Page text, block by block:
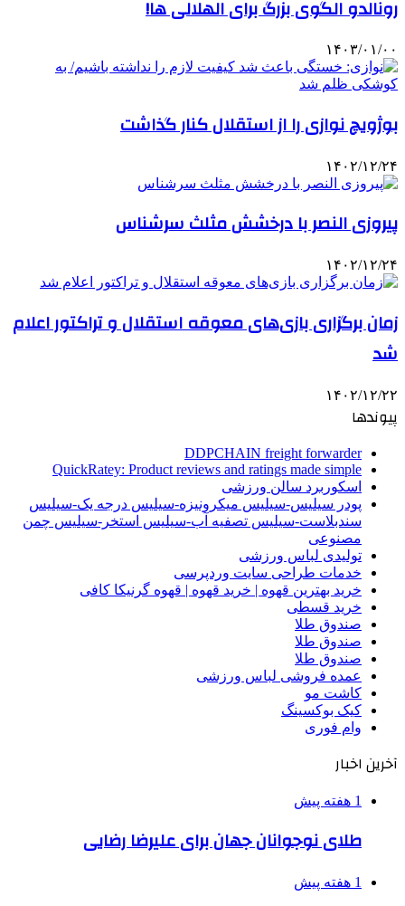
رونالدو الگوی بزرگ برای الهلالی ها!
۱۴۰۳/۰۱/۰۰
بوژویچ نوازی را از استقلال کنار گذاشت
۱۴۰۲/۱۲/۲۴
پیروزی النصر با درخشش مثلث سرشناس
۱۴۰۲/۱۲/۲۴
زمان برگزاری بازی‌های معوقه استقلال و تراکتور اعلام
شد
۱۴۰۲/۱۲/۲۲
پیوندها
DDPCHAIN freight forwarder
QuickRatey: Product reviews and ratings made simple
اسکوربرد سالن ورزشی
پودر سیلیس-سیلیس میکرونیزه-سیلیس درجه یک-سیلیس
سندبلاست-سیلیس تصفیه آب-سیلیس استخر-سیلیس چمن
مصنوعی
تولیدی لباس ورزشی
خدمات طراحی سایت وردپرسی
خرید بهترین قهوه | خرید قهوه | قهوه گرنیکا کافی
خرید قسطی
صندوق طلا
صندوق طلا
صندوق طلا
عمده فروشی لباس ورزشی
کاشت مو
کیک بوکسینگ
وام فوری
آخرین اخبار
1 هفته پیش
طلای نوجوانان جهان برای علیرضا رضایی
1 هفته پیش